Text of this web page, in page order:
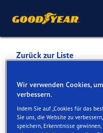
Zurück zur Liste
PNEUHAUS
B. MATTLE
Wir verwenden Cookies,
verbessern.
Indem Sie auf „Cookies für das
Sie uns, die Website zu
speichern, Erkenntnisse